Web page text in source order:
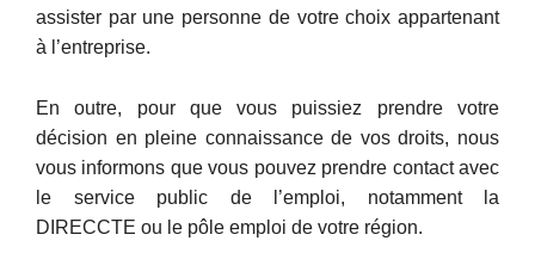
assister par une personne de votre choix appartenant
à l’entreprise.
En outre, pour que vous puissiez prendre votre
décision en pleine connaissance de vos droits, nous
vous informons que vous pouvez prendre contact avec
le service public de l’emploi, notamment la
DIRECCTE ou le pôle emploi de votre région.